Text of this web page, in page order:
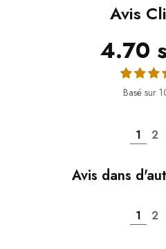
Avis
4.70
Basé sur
1 2
Avis dans
1 2